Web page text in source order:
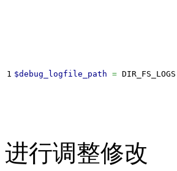
$debug_logfile_path = DIR_FS_LOGS
进行调整修改